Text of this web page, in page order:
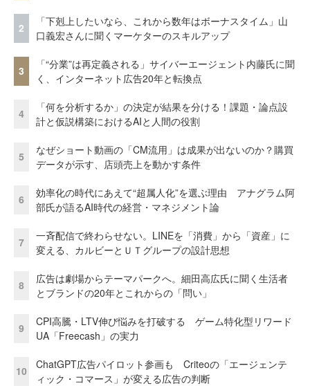
2
「下剋上したいなら、これから数年はボーナスタイム」山
口義宏さんに聞くマーケターのスキルアップ
3
「“分業”は再定義される」サイバーエージェント内藤氏に聞
く、インターネット広告20年と転換点
4
「何を分析するか」の決定が結果を分ける！課題・論点設
計と仮説構築におけるAIと人間の役割
5
なぜショート動画の「CM流用」は成果が出ないのか？購買
データが示す、店頭売上を動かす条件
6
効率化の時代にあえて“超属人化”を選ぶ理由 アナグラム阿
部氏が語るAI時代の経営・マネジメント論
7
一斉配信で終わらせない。LINEを「消費」から「資産」に
変える、カルビーとＵＴグループの設計思想
8
広告は劇場からテーマパークへ。細田高広氏に聞く生活者
とブランドの20年とこれからの「問い」
9
CPI高騰・LTV伸び悩みを打破する ゲーム特化型リワード
UA「Freecash」の実力
10
ChatGPT広告パイロット参画も Criteoの「エージェンテ
ィック・コマース」が変える広告の判断